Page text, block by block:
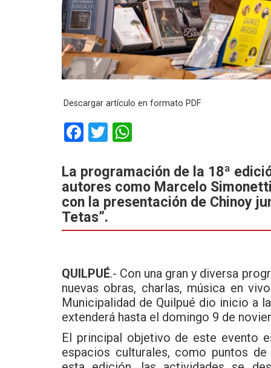
Descargar artículo en formato PDF
F
ce
b
o
o
T
tt
er
at
s
A
p
La programación de la 18ª
autores como Marcelo
con la presentación de Chinoy
Tetas”.
QUILPUÉ.- Con una gran y diversa
nuevas obras, charlas, música en
Municipalidad de Quilpué dio inicio a
extenderá hasta el domingo 9 de
El principal objetivo de este evento
espacios culturales, como puntos